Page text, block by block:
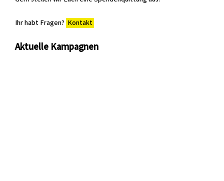
Ihr habt Fragen? Kontakt
Aktuelle Kampagnen